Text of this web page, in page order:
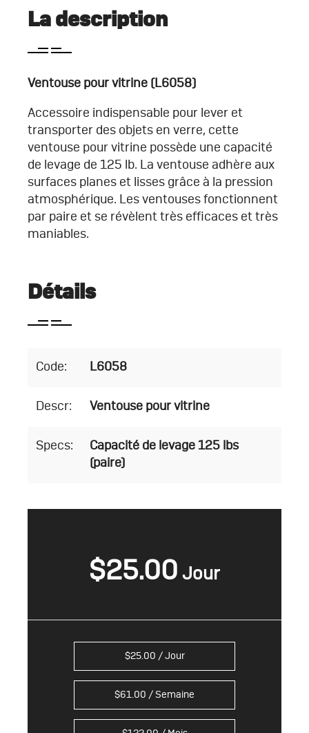
La description
Ventouse pour vitrine (L6058)
Accessoire indispensable pour lever et
transporter des objets en verre, cette
ventouse pour vitrine possède une capacité
de levage de 125 lb. La ventouse adhère aux
surfaces planes et lisses grâce à la pression
atmosphérique. Les ventouses fonctionnent
par paire et se révèlent très efficaces et très
maniables.
Détails
Code: L6058
Descr: Ventouse pour vitrine
Specs:
Capacité de levage 125 lbs
(paire)
$25.00
$25.00 / Jour
$61.00 / Semaine